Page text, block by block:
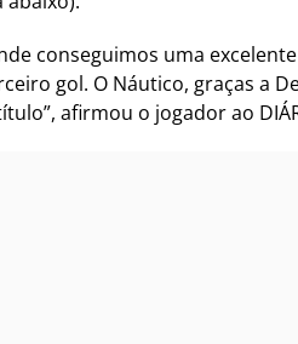
conseguimos uma
gol. O Náutico, graças a
afirmou o jogador ao